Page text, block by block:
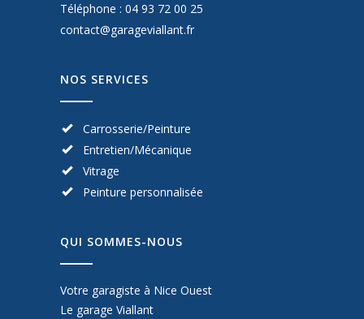
Téléphone : 04 93 72 00 25
contact@garageviallant.fr
NOS SERVICES
Carrosserie/Peinture
Entretien/Mécanique
Vitrage
Peinture personnalisée
QUI SOMMES-NOUS
Votre garagiste à Nice Ouest
Le garage Viallant